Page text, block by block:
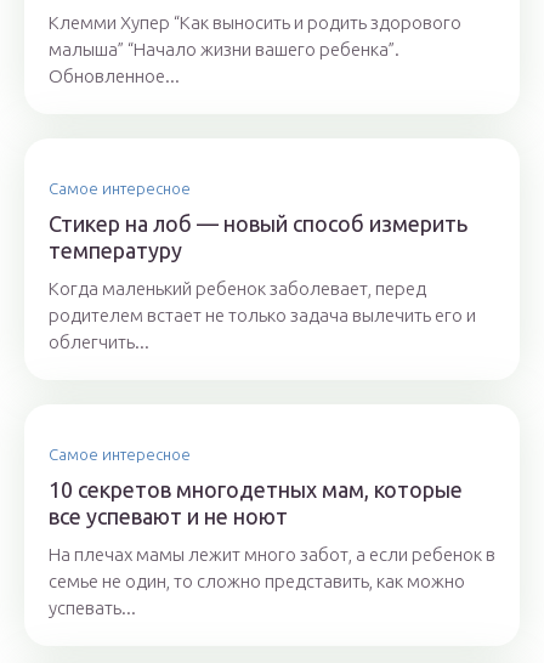
Клемми Хупер “Как выносить и родить здорового
малыша” “Начало жизни вашего ребенка”.
Обновленное...
Самое интересное
Стикер на лоб — новый способ измерить
температуру
Когда маленький ребенок заболевает, перед
родителем встает не только задача вылечить его и
облегчить...
Самое интересное
10 секретов многодетных мам, которые
все успевают и не ноют
На плечах мамы лежит много забот, а если ребенок в
семье не один, то сложно представить, как можно
успевать...